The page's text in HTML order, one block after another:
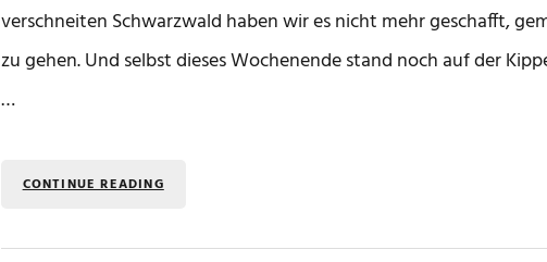
verschneiten Schwarzwald haben wir es nicht mehr geschafft,
zu gehen. Und selbst dieses Wochenende stand noch auf der
…
CONTINUE READING